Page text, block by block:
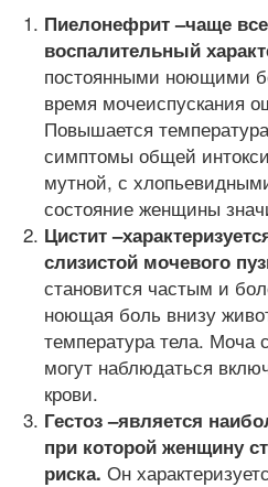
Пиелонефрит –чаще
воспалительный
постоянными ноющими
время мочеиспускания
Повышается
симптомы общей
мутной, с
состояние женщины
Цистит –
слизистой мочевого
становится частым и
ноющая боль внизу
температура тела. Моча
могут наблюдаться
крови.
Гестоз –является
при которой женщину
риска. Он